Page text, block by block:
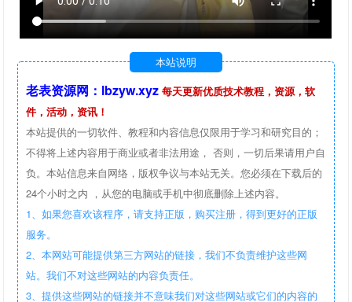
本站说明
老表资源网：lbzyw.xyz 每天更新优质技术教程，资源，软
件，活动，资讯！
本站提供的一切软件、教程和内容信息仅限用于学习和研究目的；
不得将上述内容用于商业或者非法用途， 否则，一切后果请用户自
负。本站信息来自网络，版权争议与本站无关。您必须在下载后的
24个小时之内 ，从您的电脑或手机中彻底删除上述内容。
1、如果您喜欢该程序，请支持正版，购买注册，得到更好的正版
服务。
2、本网站可能提供第三方网站的链接，我们不负责维护这些网
站。我们不对这些网站的内容负责任。
3、提供这些网站的链接并不意味我们对这些网站或它们的内容的